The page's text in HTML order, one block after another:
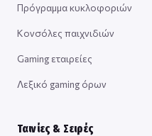
Πρόγραμμα κυκλοφοριών
Κονσόλες παιχνιδιών
Gaming εταιρείες
Λεξικό gaming όρων
Ταινίες & Σειρές